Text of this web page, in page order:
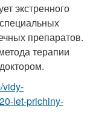
экстренного
препаратов.
терапии
vidy-
let-prichiny-